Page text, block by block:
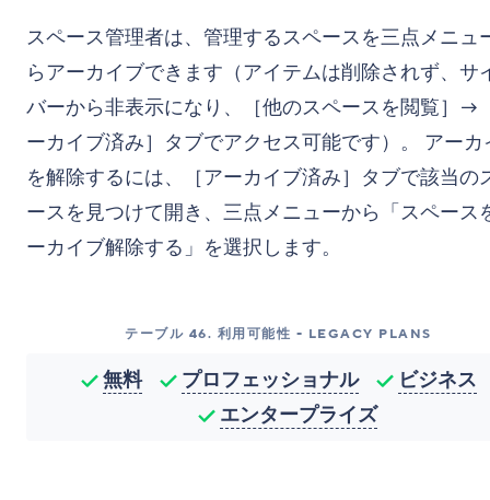
スペース管理者は、管理するスペースを三点メニュ
らアーカイブできます（アイテムは削除されず、サ
バーから非表示になり、［他のスペースを閲覧］→
ーカイブ済み］タブでアクセス可能です）。 アーカ
を解除するには、［アーカイブ済み］タブで該当の
ースを見つけて開き、三点メニューから「スペース
ーカイブ解除する」を選択します。
テーブル 46. 利用可能性 - LEGACY PLANS
無料 プロフェッショナル
ビジネス
エンタープライズ